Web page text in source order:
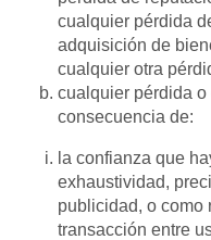
cualquier pérdida
adquisición de
cualquier otra
cualquier pérdida
consecuencia de:
la confianza que
exhaustividad,
publicidad, o como
transacción entre